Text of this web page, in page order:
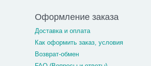
Оформление заказа
Доставка и оплата
Как оформить заказ, условия
Возврат-обмен